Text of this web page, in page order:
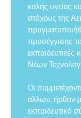
καλής υγείας
στόχους της
προσέγγισης
εκπαιδευτικές
Νέων
Οι
άλλων, ήρθαν
εκπαιδευτικό